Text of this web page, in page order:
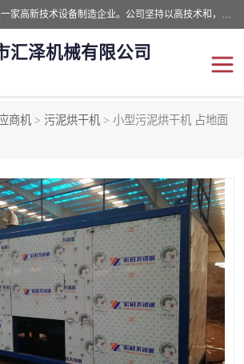
诸城汇泽机械有限公司是一家高新技术设备制造企业。公司坚持以高技术和，高服务于用户，以的环保机械制造设备赢的用户的信赖。现在主要生产死亡畜禽无害化处理和立式和卧式有机肥设备，搅拌机，烘干机，高温发酵机等。污水处理设备，固液分离机。气浮机，化制机等。公司秉承品质，用户至上，科技创新的经营理。
汇泽机械有限公司
商机 > 污泥烘干机 > 小型污泥烘干机 占地面
有机肥设备
肥机 粪污烘干酶体机
纳米膜发酵
分子膜堆肥仓
设备